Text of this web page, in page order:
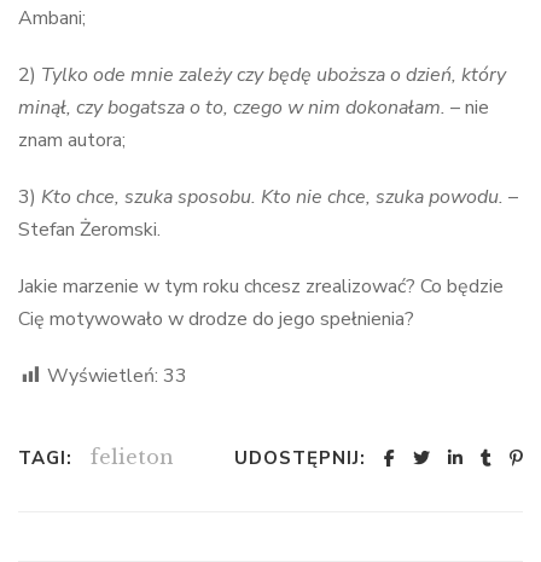
Ambani;
2) Tylko ode mnie zależy czy będę uboższa o dzień, który
minął, czy bogatsza o to, czego w nim dokonałam. – nie
znam autora;
3) Kto chce, szuka sposobu. Kto nie chce, szuka powodu. –
Stefan Żeromski.
Jakie marzenie w tym roku chcesz zrealizować? Co będzie
Cię motywowało w drodze do jego spełnienia?
Wyświetleń: 33
TAGI: felieton UDOSTĘPNIJ: